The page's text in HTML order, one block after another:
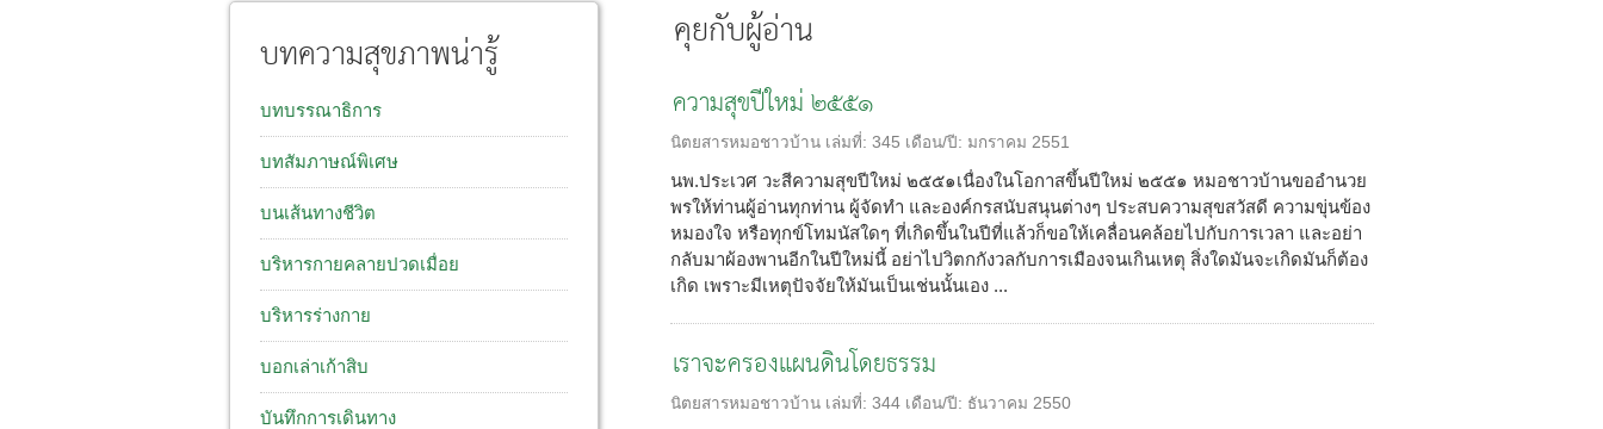
คุยกับผู้อ่าน
ความสุขปีใหม่ ๒๕๕๑
นิตยสารหมอชาวบ้าน เล่มที่: 345 เดือน/ปี: มกราคม 2551
นพ.ประเวศ วะสีความสุขปีใหม่ ๒๕๕๑เนื่องในโอกาสขึ้นปีใหม่ ๒๕๕๑ หมอชาวบ้านขออำนวย
พรให้ท่านผู้อ่านทุกท่าน ผู้จัดทำ และองค์กรสนับสนุนต่างๆ ประสบความสุขสวัสดี ความขุ่นข้อง
หมองใจ หรือทุกข์โทมนัสใดๆ ที่เกิดขึ้นในปีที่แล้วก็ขอให้เคลื่อนคล้อยไปกับการเวลา และอย่า
กลับมาผ้องพานอีกในปีใหม่นี้ อย่าไปวิตกกังวลกับการเมืองจนเกินเหตุ สิ่งใดมันจะเกิดมันก็ต้อง
เกิด เพราะมีเหตุปัจจัยให้มันเป็นเช่นนั้นเอง ...
เราจะครองแผนดินโดยธรรม
นิตยสารหมอชาวบ้าน เล่มที่: 344 เดือน/ปี: ธันวาคม 2550
บทความสุขภาพน่ารู้
บทบรรณาธิการ
บทสัมภาษณ์พิเศษ
บนเส้นทางชีวิต
บริหารกายคลายปวดเมื่อย
บริหารร่างกาย
บอกเล่าเก้าสิบ
บันทึกการเดินทาง